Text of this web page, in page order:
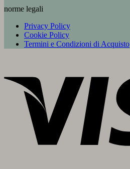
norme legali
Privacy Policy
Cookie Policy
Termini e Condizioni di Acquisto